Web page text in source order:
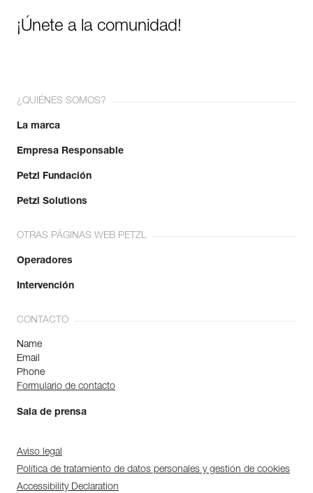
¡Únete a la comunidad!
¿QUIÉNES SOMOS?
La marca
Empresa Responsable
Petzl Fundación
Petzl Solutions
OTRAS PÁGINAS WEB PETZL
Operadores
Intervención
CONTACTO
Name
Email
Phone
Formulario de contacto
Sala de prensa
Aviso legal
Política de tratamiento de datos personales y gestión de cookies
Accessibility Declaration